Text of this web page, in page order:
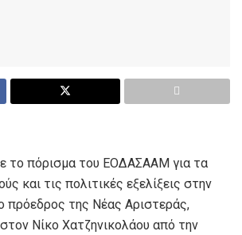
το πόρισμα του ΕΟΔΑΣΑΑΜ για τα
και τις πολιτικές εξελίξεις στην
πρόεδρος της Νέας Αριστεράς,
Νίκο Χατζηνικολάου από την